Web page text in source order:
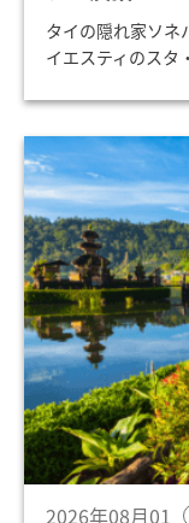
タイの隠れ家ソネ
イエスティのスタ
2026年08月01